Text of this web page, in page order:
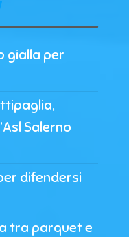
gialla per
Salerno
difendersi
tra parquet e